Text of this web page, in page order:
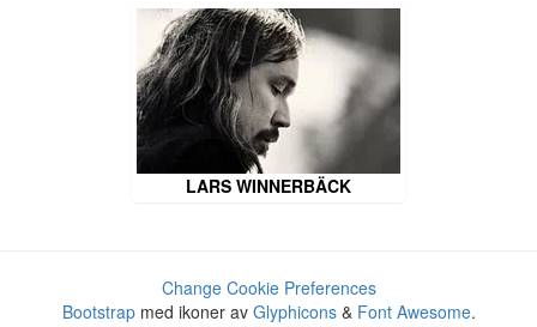
LARS WINNERBÄCK
Change Cookie Preferences
Bootstrapmed ikoner av Glyphicons& Font Awesome.